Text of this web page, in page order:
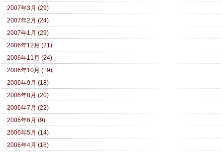
2007年3月 (29)
2007年2月 (24)
2007年1月 (29)
2006年12月 (21)
2006年11月 (24)
2006年10月 (19)
2006年9月 (18)
2006年8月 (20)
2006年7月 (22)
2006年6月 (9)
2006年5月 (14)
2006年4月 (16)